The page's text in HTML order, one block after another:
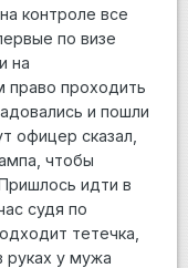
контроле все
по визе
на
проходить
и пошли
офицер сказал,
чтобы
идти в
судя по
тетечка,
руках у мужа